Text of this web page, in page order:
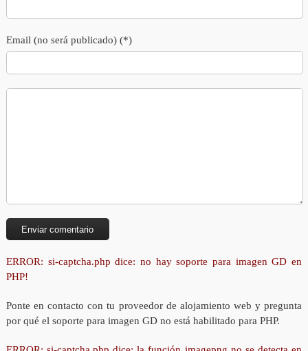
Email (no será publicado) (*)
ERROR: si-captcha.php dice: no hay soporte para imagen GD en
PHP!
Ponte en contacto con tu proveedor de alojamiento web y pregunta
por qué el soporte para imagen GD no está habilitado para PHP.